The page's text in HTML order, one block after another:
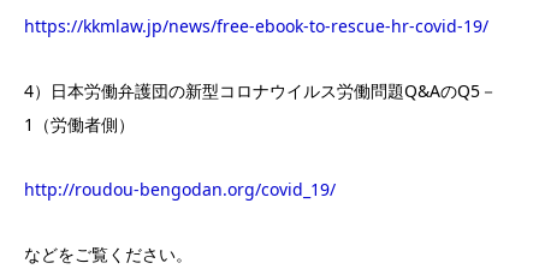
https://kkmlaw.jp/news/free-ebook-to-rescue-hr-covid-19/
4）日本労働弁護団の新型コロナウイルス労働問題Q&AのQ5－
1（労働者側）
http://roudou-bengodan.org/covid_19/
などをご覧ください。